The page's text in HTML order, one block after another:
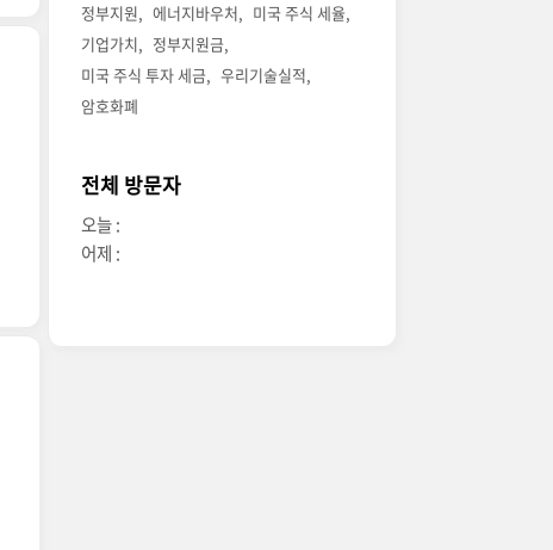
정부지원
에너지바우처
미국 주식 세율
기업가치
정부지원금
미국 주식 투자 세금
우리기술실적
암호화폐
전체 방문자
오늘 :
어제 :